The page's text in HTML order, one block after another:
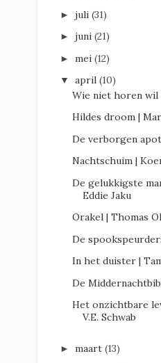
► juli (31)
► juni (21)
► mei (12)
▼ april (10)
Wie niet horen wil
Hildes droom |
De verborgen
Nachtschuim |
De gelukkigste
Eddie Jaku
Orakel | Thomas
De
In het duister |
De
Het onzichtbare
V.E. Schwab
► maart (13)